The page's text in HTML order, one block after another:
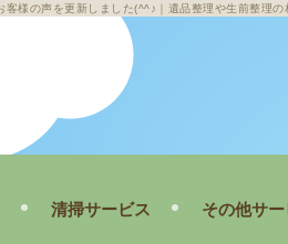
客様の声を更新しました(^^♪ ｜遺品整理や生前整理
清掃サービス その他サー